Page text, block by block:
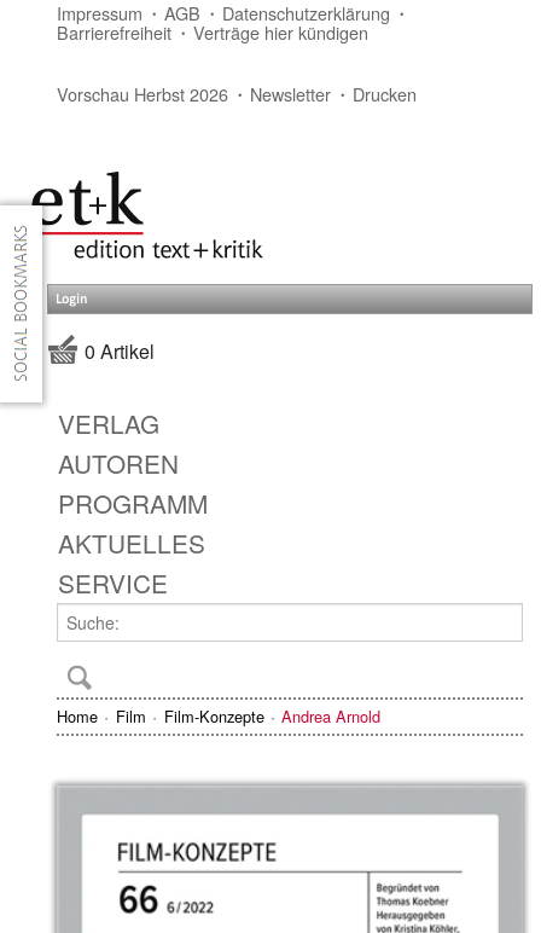
Impressum AGB Datenschutzerklärung
Barrierefreiheit Verträge hier kündigen
Vorschau Herbst 2026 Newsletter Drucken
Login
0 Artikel
VERLAG
AUTOREN
PROGRAMM
AKTUELLES
SERVICE
Home Film Film-Konzepte Andrea Arnold